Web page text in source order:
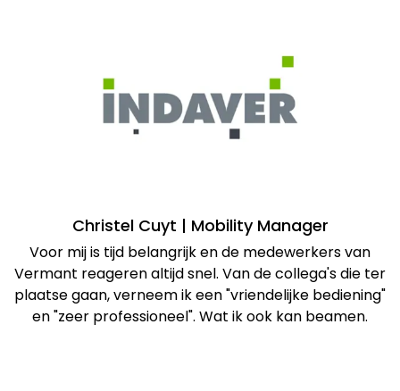
Christel Cuyt | Mobility Manager
Voor mij is tijd belangrijk en de medewerkers van
Vermant reageren altijd snel. Van de collega's die ter
plaatse gaan, verneem ik een "vriendelijke bediening"
en "zeer professioneel". Wat ik ook kan beamen.